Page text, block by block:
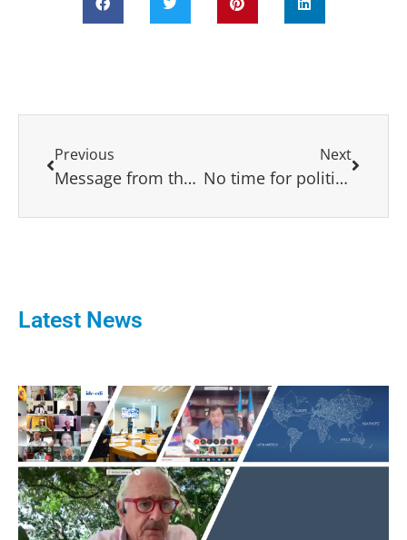
Previous
Message from the EPP Secretary General
Next
No time for political temptations: opposition is here to help!
Latest News